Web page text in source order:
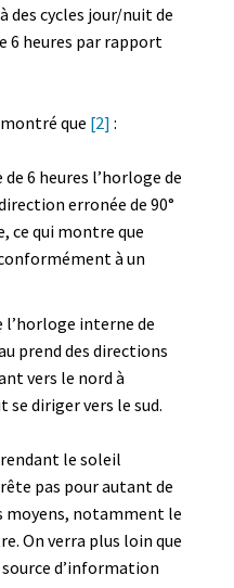
des cycles jour/nuit de
6 heures par rapport
que [2] :
6 heures l’horloge de
erronée de 90°
ce qui montre que
à un
l’horloge interne de
prend des directions
vers le nord à
se diriger vers le sud.
le soleil
pas pour autant de
moyens, notamment le
On verra plus loin que
d’information